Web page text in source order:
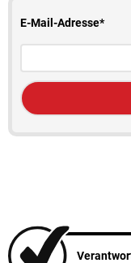
E-Mail-Adresse*
E-Mail-Adresse*